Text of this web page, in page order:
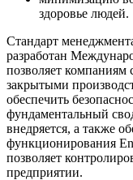
здоровье людей.
Стандарт
разработан
позволяет
закрытыми
обеспечить
фундаментальный
внедряется, а также
функционирования
позволяет
предприятии.